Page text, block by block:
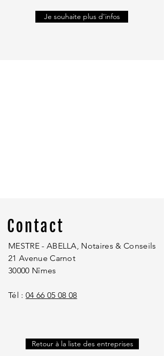
Je souhaite plus d'infos
Contact
MESTRE - ABELLA, Notaires & Conseils
21 Avenue Carnot
30000 Nîmes
Tél : 04 66 05 08 08
Retour à la liste des entreprises